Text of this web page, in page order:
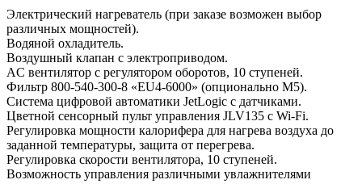
Электрический нагреватель (при заказе возможен выбор
различных мощностей).
Водяной охладитель.
Воздушный клапан с электроприводом.
AC вентилятор с регулятором оборотов, 10 ступеней.
Фильтр 800-540-300-8 «EU4-6000» (опционально M5).
Система цифровой автоматики JetLogic с датчиками.
Цветной сенсорный пульт управления JLV135 c Wi-Fi.
Регулировка мощности калорифера для нагрева воздуха до
заданной температуры, защита от перегрева.
Регулировка скорости вентилятора, 10 ступеней.
Возможность управления различными увлажнителями